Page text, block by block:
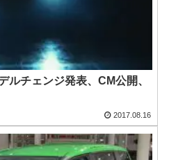
ルチェンジ発表、CM公開、
2017.08.16